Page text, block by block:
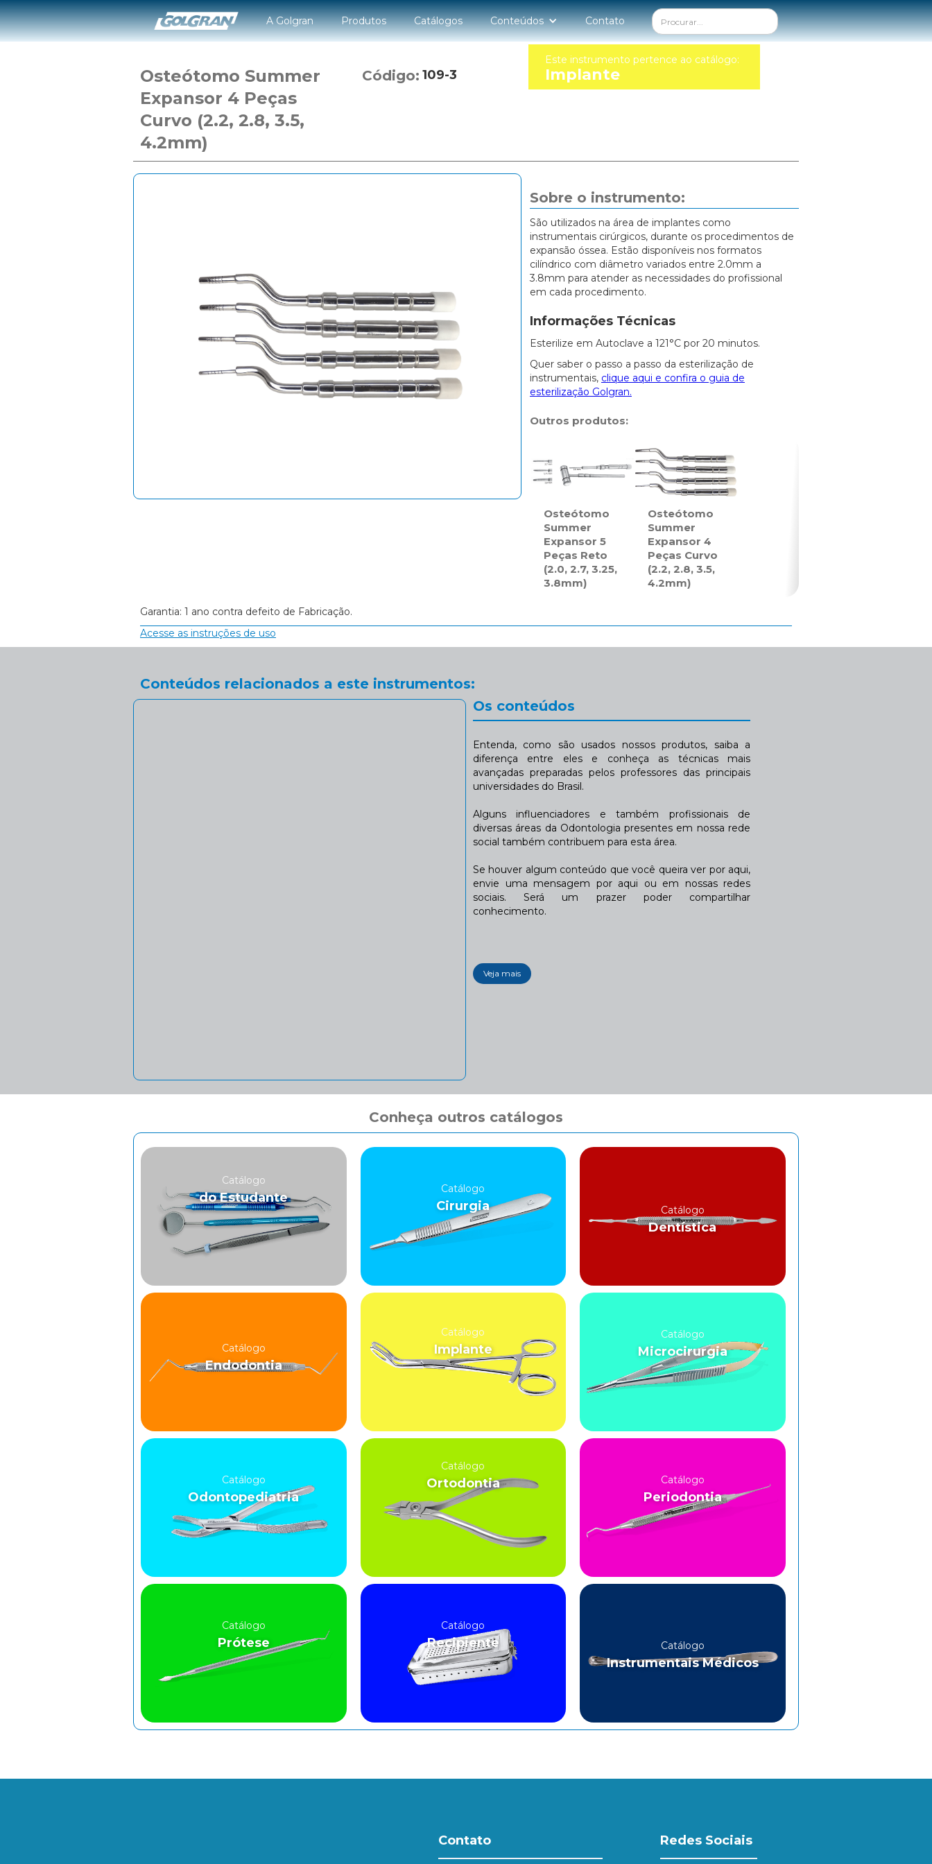
A Golgran Produtos Catálogos Conteúdos Contato
Osteótomo Summer
Expansor 4 Peças
Curvo (2.2, 2.8, 3.5,
4.2mm)
Código: 109-3
Este instrumento pertence ao catálogo:
Implante
Sobre o instrumento:
São utilizados na área de implantes como
instrumentais cirúrgicos, durante os procedimentos de
expansão óssea. Estão disponíveis nos formatos
cilíndrico com diâmetro variados entre 2.0mm a
3.8mm para atender as necessidades do profissional
em cada procedimento.
Informações Técnicas
Esterilize em Autoclave a 121°C por 20 minutos.
Quer saber o passo a passo da esterilização de
instrumentais, clique aqui e confira o guia de
esterilização Golgran.
Outros produtos:
Osteótomo
Summer
Expansor 5
Peças Reto
(2.0, 2.7, 3.25,
3.8mm)
Osteótomo
Summer
Expansor 4
Peças Curvo
(2.2, 2.8, 3.5,
4.2mm)
Garantia: 1 ano contra defeito de Fabricação.
Acesse as instruções de uso
Conteúdos relacionados a este instrumentos:
Os conteúdos
Entenda, como são usados nossos produtos, saiba a
diferença entre eles e conheça as técnicas mais
avançadas preparadas pelos professores das principais
universidades do Brasil.
Alguns influenciadores e também profissionais de
diversas áreas da Odontologia presentes em nossa rede
social também contribuem para esta área.
Se houver algum conteúdo que você queira ver por aqui,
envie uma mensagem por aqui ou em nossas redes
sociais. Será um prazer poder compartilhar
conhecimento.
Veja mais
Conheça outros catálogos
Catálogo
do Estudante
Catálogo
Cirurgia Catálogo
Dentística
Catálogo
Endodontia
Catálogo
Implante
Catálogo
Microcirurgia
Catálogo
Odontopediatria
Catálogo
Ortodontia Catálogo
Periodontia
Catálogo
Prótese
Catálogo
Recipiente Catálogo
Instrumentais Médicos
Contato Redes Sociais